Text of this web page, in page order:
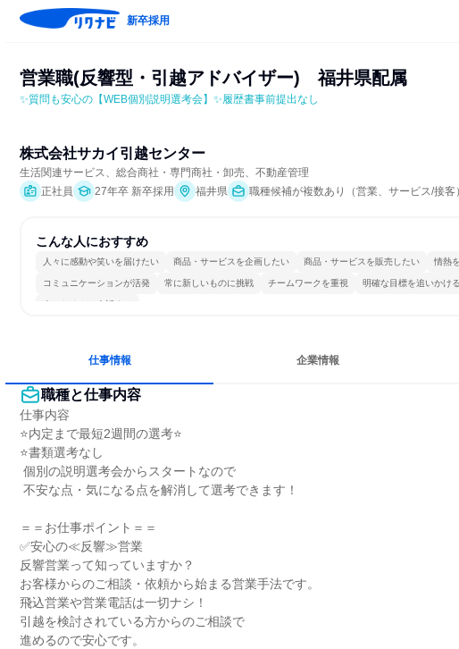
新卒採用
営業職(反響型・引越アドバイザー)　福井県配属
✨質問も安心の【WEB個別説明選考会】✨履歴書事前提出なし
株式会社サカイ引越センター
生活関連サービス、総合商社・専門商社・卸売、不動産管理
正社員
27年卒 新卒採用 福井県 職種候補が複数あり（営業、サービス/接客）
こんな人におすすめ
人々に感動や笑いを届けたい 商品・サービスを企画したい 商品・サービスを販売したい 情熱
コミュニケーションが活発 常に新しいものに挑戦 チームワークを重視 明確な目標を追いかける
人とたくさん会話する
仕事情報 企業情報
職種と仕事内容
仕事内容
⭐内定まで最短2週間の選考⭐
⭐書類選考なし
＝＝お仕事ポイント＝＝
✅安心の≪反響≫営業
反響営業って知っていますか？
お客様からのご相談・依頼から始まる営業手法です。
飛込営業や営業電話は一切ナシ！
引越を検討されている方からのご相談で
進めるので安心です。